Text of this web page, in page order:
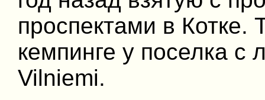
проспектами в Котке.
кемпинге у поселка
Vilniemi.